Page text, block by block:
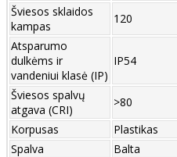
Šviesos sklaidos
kampas
120
Atsparumo
dulkėms ir
vandeniui klasė (IP)
IP54
Šviesos spalvų
atgava (CRI)
>80
Korpusas
Plastikas
Spalva
Balta